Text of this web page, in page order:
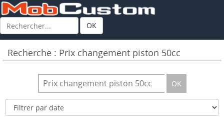
OK
Recherche : Prix changement piston 50cc
OK